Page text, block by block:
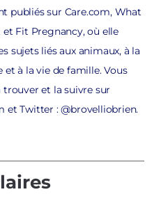
publiés sur Care.com, What
et Fit Pregnancy, où elle
sujets liés aux animaux, à la
et à la vie de famille. Vous
trouver et la suivre sur
et Twitter : @brovelliobrien.